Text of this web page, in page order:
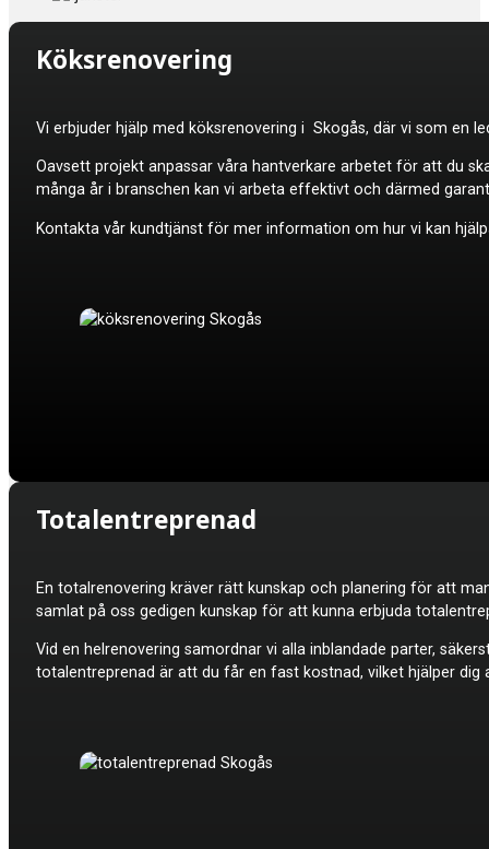
Köksrenovering
Vi erbjuder hjälp med köksrenovering i Skogås, där vi som en
Oavsett projekt anpassar våra hantverkare arbetet för att du
många år i branschen kan vi arbeta effektivt och därmed
Kontakta vår kundtjänst för mer information om hur vi kan
Totalentreprenad
En totalrenovering kräver rätt kunskap och planering för att
samlat på oss gedigen kunskap för att kunna erbjuda
Vid en helrenovering samordnar vi alla inblandade parter,
totalentreprenad är att du får en fast kostnad, vilket hjälper